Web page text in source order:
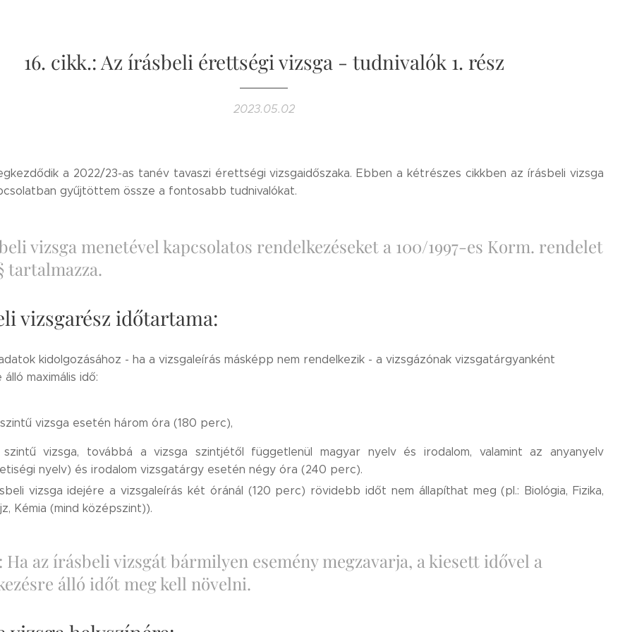
16. cikk.: Az írásbeli érettségi vizsga - tudnivalók 1. rész
2023.05.02
a 2022/23-as tanév tavaszi érettségi vizsgaidőszaka. Ebben a kétrészes cikkben az írásbeli vizsga
gyűjtöttem össze a fontosabb tudnivalókat.
vizsga menetével kapcsolatos rendelkezéseket a 100/1997-es Korm. rendelet
tartalmazza.
vizsgarész időtartama:
kidolgozásához - ha a vizsgaleírás másképp nem rendelkezik - a vizsgázónak vizsgatárgyanként
maximális idő:
vizsga esetén három óra (180 perc),
vizsga, továbbá a vizsga szintjétől függetlenül magyar nyelv és irodalom, valamint az anyanyelv
nyelv) és irodalom vizsgatárgy esetén négy óra (240 perc).
vizsga idejére a vizsgaleírás két óránál (120 perc) rövidebb időt nem állapíthat meg (pl.: Biológia, Fizika,
Kémia (mind középszint)).
Ha az írásbeli vizsgát bármilyen esemény megzavarja, a kiesett idővel a
álló időt meg kell növelni.